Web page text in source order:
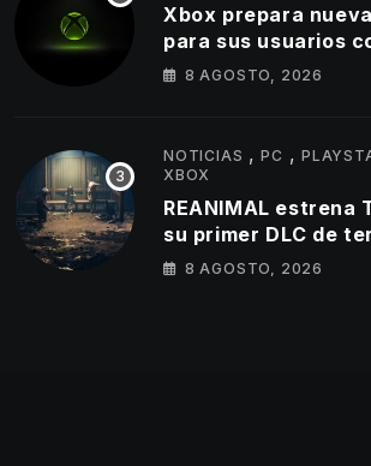
Xbox prepara
para sus usuarios
cambios en
8 AGOSTO, 2026
NOTICIAS ,PC ,
XBOX
REANIMAL estrena
su primer DLC de
cooperativo
8 AGOSTO, 2026